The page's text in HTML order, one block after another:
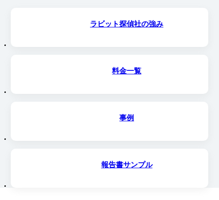
ラビット探偵社の強み
料金一覧
事例
報告書サンプル